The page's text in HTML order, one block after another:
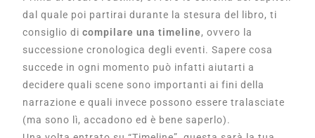
dal quale poi partirai durante la stesura del libro, ti
consiglio dicompilare una timeline, ovvero la
successione cronologica degli eventi. Sapere cosa
succede in ogni momento può infatti aiutarti a
decidere quali scene sono importanti ai fini della
narrazione e quali invece possono essere tralasciate
(ma sono lì, accadono ed è bene saperlo).